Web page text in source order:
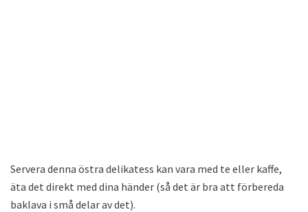
Servera denna östra delikatess kan vara med te eller kaffe,
äta det direkt med dina händer (så det är bra att förbereda
baklava i små delar av det).